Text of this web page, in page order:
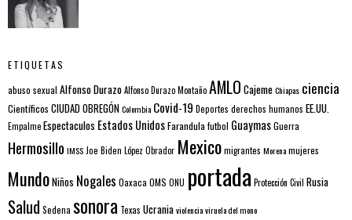
ETIQUETAS
abuso sexual Alfonso DurazoAlfonso Durazo MontañoAMLO CajemeChiapas ciencia
Científicos CIUDAD OBREGÓNColombia Covid-19 Deportes derechos humanos EE.UU.
EmpalmeEspectaculos Estados UnidosFarandula futbol GuaymasGuerra
Hermosillo IMSS Joe Biden López Obrador Mexicomigrantes Morenamujeres
MundoNiños Nogales Oaxaca OMS ONU portada Protección Civil Rusia
Salud Sedena sonora Texas Ucraniaviolenciaviruela del mono